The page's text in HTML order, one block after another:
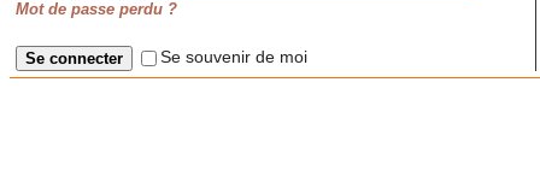
Mot de passe perdu ?
Se souvenir de moi